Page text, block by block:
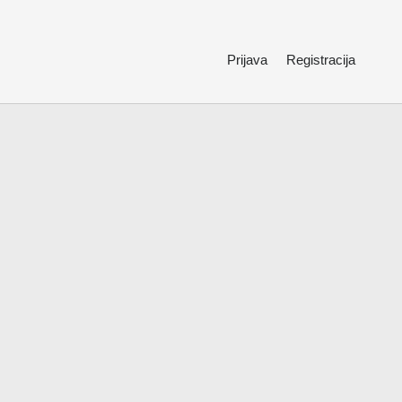
Prijava Registracija